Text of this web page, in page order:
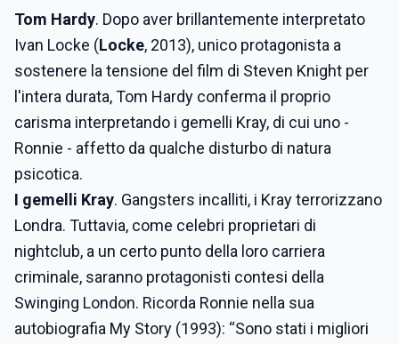
Tom Hardy. Dopo aver brillantemente interpretato
Ivan Locke (Locke, 2013), unico protagonista a
sostenere la tensione del film di Steven Knight per
l'intera durata, Tom Hardy conferma il proprio
carisma interpretando i gemelli Kray, di cui uno -
Ronnie - affetto da qualche disturbo di natura
psicotica.
I gemelli Kray. Gangsters incalliti, i Kray terrorizzano
Londra. Tuttavia, come celebri proprietari di
nightclub, a un certo punto della loro carriera
criminale, saranno protagonisti contesi della
Swinging London. Ricorda Ronnie nella sua
autobiografia My Story (1993): “Sono stati i migliori